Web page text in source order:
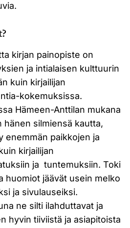
kirjan painopiste on
ja intialaisen kulttuurin
kuin kirjailijan
kokemuksissa.
Hämeen-Anttilan mukana
hänen silmiensä kautta,
enemmän paikkojen ja
kirjailijan
ja tuntemuksiin. Toki
huomiot jäävät usein melko
ja sivulauseiksi.
ne silti ilahduttavat ja
hyvin tiiviistä ja asiapitoista